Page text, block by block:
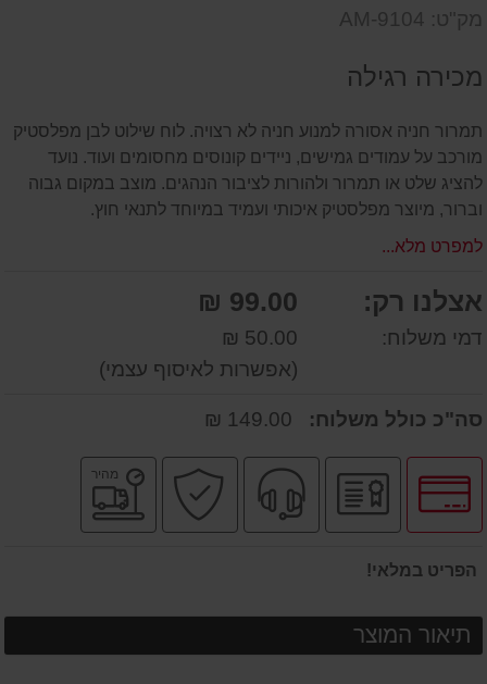
מק"ט: AM-9104
מכירה רגילה
תמרור חניה אסורה למנוע חניה לא רצויה. לוח שילוט לבן מפלסטיק
מורכב על עמודים גמישים, ניידים קונוסים מחסומים ועוד. נועד
להציג שלט או תמרור ולהורות לציבור הנהגים. מוצב במקום גבוה
וברור, מיוצר מפלסטיק איכותי ועמיד במיוחד לתנאי חוץ.
למפרט מלא...
אצלנו רק: 99.00 ₪
דמי משלוח:
50.00 ₪
(אפשרות לאיסוף עצמי)
סה"כ כולל משלוח:
לחץ
לאפשרויות
תשלומים
יבואן
רשמי
שירות
מקצועי
קניה
בטוחה
מהיר
הפריט במלאי!
תיאור המוצר